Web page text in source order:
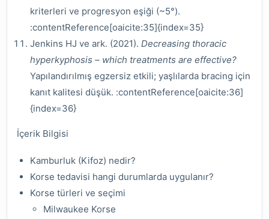
kriterleri ve progresyon eşiği (~5°).
:contentReference[oaicite:35]{index=35}
Jenkins HJ ve ark. (2021). Decreasing thoracic
hyperkyphosis – which treatments are effective?
Yapılandırılmış egzersiz etkili; yaşlılarda bracing için
kanıt kalitesi düşük. :contentReference[oaicite:36]
{index=36}
İçerik Bilgisi
Kamburluk (Kifoz) nedir?
Korse tedavisi hangi durumlarda uygulanır?
Korse türleri ve seçimi
Milwaukee Korse